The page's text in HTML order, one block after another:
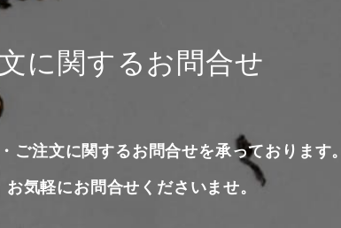
に関するお問合せ
ご注文に関するお問合せを承っております。
気軽にお問合せくださいませ。